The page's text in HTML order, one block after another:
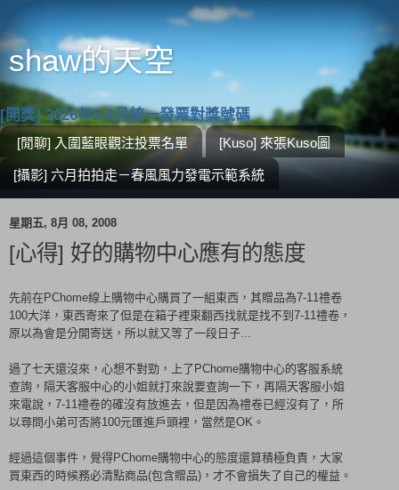
shaw的天空
[開獎] 2026年5-6月統一發票對獎號碼
[閒聊] 入圍藍眼觀注投票名單 [Kuso] 來張Kuso圖
[攝影] 六月拍拍走－春風風力發電示範系統
星期五, 8月 08, 2008
[心得] 好的購物中心應有的態度
先前在PChome線上購物中心購買了一組東西，其贈品為7-11禮卷
100大洋，東西寄來了但是在箱子裡東翻西找就是找不到7-11禮卷，
原以為會是分開寄送，所以就又等了一段日子...
過了七天還沒來，心想不對勁，上了PChome購物中心的客服系統
查詢，隔天客服中心的小姐就打來說要查詢一下，再隔天客服小姐
來電說，7-11禮卷的確沒有放進去，但是因為禮卷已經沒有了，所
以尋問小弟可否將100元匯進戶頭裡，當然是OK。
經過這個事件，覺得PChome購物中心的態度還算積極負責，大家
買東西的時候務必清點商品(包含贈品)，才不會損失了自己的權益。